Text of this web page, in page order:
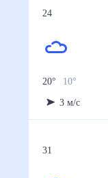
24
20° 10°
3 м/с
31